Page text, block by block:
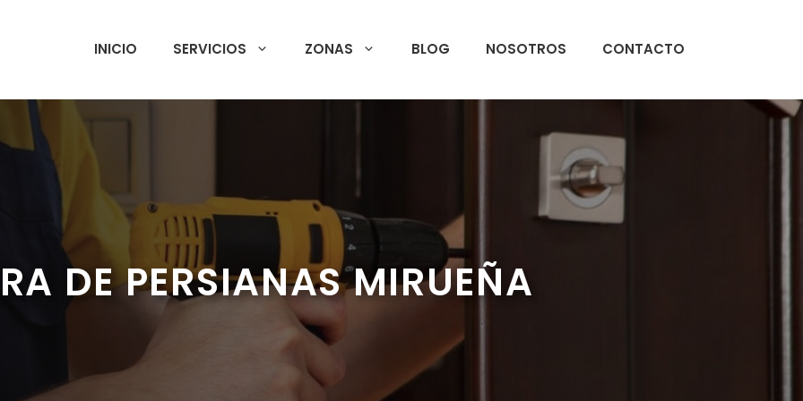
INICIO SERVICIOS ZONAS BLOG NOSOTROS CONTACTO
DE PERSIANAS MIRUEÑA